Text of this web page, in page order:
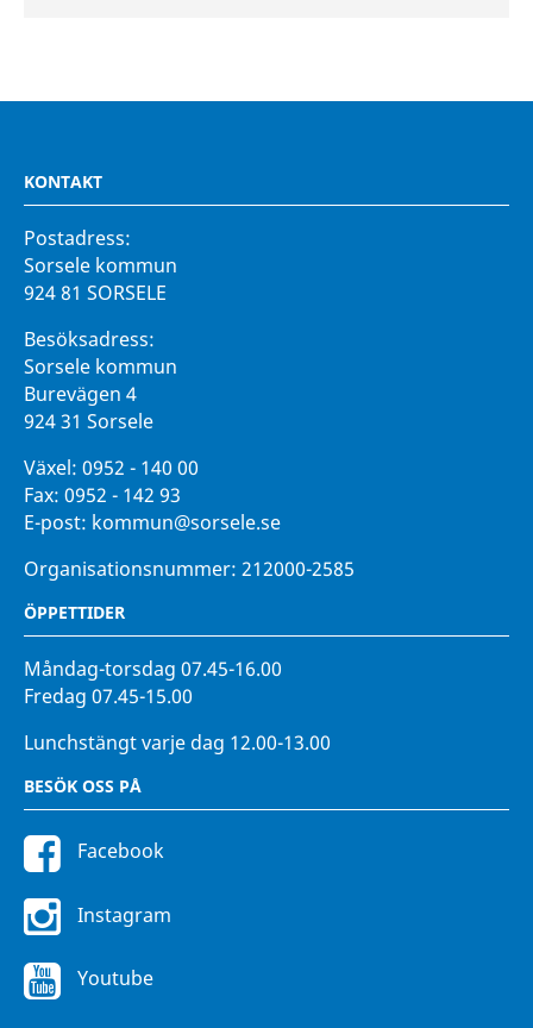
KONTAKT
Postadress:
Sorsele kommun
924 81 SORSELE
Besöksadress:
Sorsele kommun
Burevägen 4
924 31 Sorsele
Växel: 0952 - 140 00
Fax: 0952 - 142 93
E-post: kommun@sorsele.se
Organisationsnummer: 212000-2585
ÖPPETTIDER
Måndag-torsdag 07.45-16.00
Fredag 07.45-15.00
Lunchstängt varje dag 12.00-13.00
BESÖK OSS PÅ
Facebook
Instagram
Youtube